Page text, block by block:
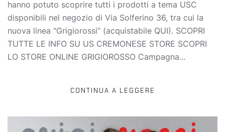
hanno potuto scoprire tutti i prodotti a tema USC
disponibili nel negozio di Via Solferino 36, tra cui la
nuova linea “Grigiorossi” (acquistabile QUI). SCOPRI
TUTTE LE INFO SU US CREMONESE STORE SCOPRI
LO STORE ONLINE GRIGIOROSSO Campagna...
CONTINUA A LEGGERE